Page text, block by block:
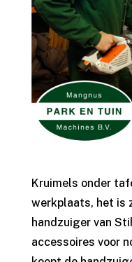
Kruimels onder
werkplaats, het is
handzuiger van
accessoires voor